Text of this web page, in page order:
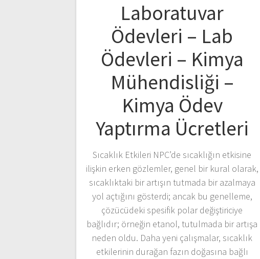
Laboratuvar
Ödevleri – Lab
Ödevleri – Kimya
Mühendisliği –
Kimya Ödev
Yaptırma Ücretleri
Sıcaklık Etkileri NPC’de sıcaklığın etkisine
ilişkin erken gözlemler, genel bir kural olarak,
sıcaklıktaki bir artışın tutmada bir azalmaya
yol açtığını gösterdi; ancak bu genelleme,
çözücüdeki spesifik polar değiştiriciye
bağlıdır; örneğin etanol, tutulmada bir artışa
neden oldu. Daha yeni çalışmalar, sıcaklık
etkilerinin durağan fazın doğasına bağlı